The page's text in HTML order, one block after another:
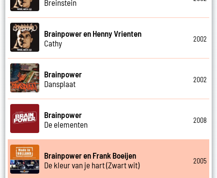
Breinstein
Brainpower en Henny Vrienten
Cathy
2002
Brainpower
Dansplaat
2002
Brainpower
De elementen
2008
Brainpower en Frank Boeijen
De kleur van je hart (Zwart wit)
2005